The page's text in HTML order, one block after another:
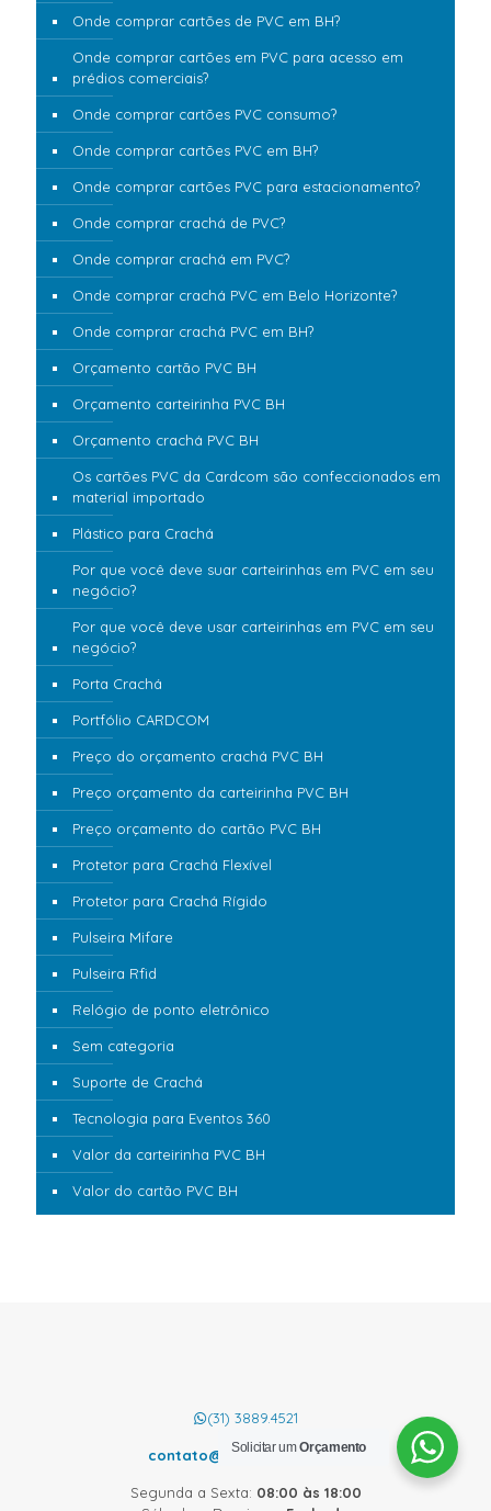
Onde comprar cartões de PVC em BH?
Onde comprar cartões em PVC para acesso em
prédios comerciais?
Onde comprar cartões PVC consumo?
Onde comprar cartões PVC em BH?
Onde comprar cartões PVC para estacionamento?
Onde comprar crachá de PVC?
Onde comprar crachá em PVC?
Onde comprar crachá PVC em Belo Horizonte?
Onde comprar crachá PVC em BH?
Orçamento cartão PVC BH
Orçamento carteirinha PVC BH
Orçamento crachá PVC BH
Os cartões PVC da Cardcom são confeccionados em
material importado
Plástico para Crachá
Por que você deve suar carteirinhas em PVC em seu
negócio?
Por que você deve usar carteirinhas em PVC em seu
negócio?
Porta Crachá
Portfólio CARDCOM
Preço do orçamento crachá PVC BH
Preço orçamento da carteirinha PVC BH
Preço orçamento do cartão PVC BH
Protetor para Crachá Flexível
Protetor para Crachá Rígido
Pulseira Mifare
Pulseira Rfid
Relógio de ponto eletrônico
Sem categoria
Suporte de Crachá
Tecnologia para Eventos 360
Valor da carteirinha PVC BH
Valor do cartão PVC BH
(31) 3889.4521
contato@cardcom.com.br
Segunda a Sexta: 08:00 às 18:00
Solicitar umOrçamento